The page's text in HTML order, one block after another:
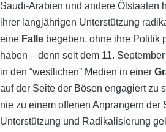
Saudi-Arabien und andere Ölstaaten
ihrer langjährigen Unterstützung
eine Falle begeben, ohne ihre Politik
haben – denn seit dem 11.
in den “westlichen” Medien in einer
auf der Seite der Bösen engagiert zu
nie zu einem offenen Anprangern der
Unterstützung und Radikalisierung